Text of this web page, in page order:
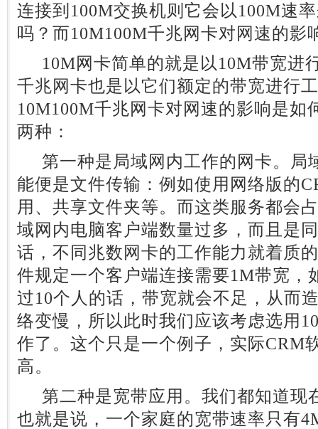
连接到100M交换机则它会以100M速
吗？而10M100M千兆网卡对网速的影
10M网卡简单的就是以10M带宽进
千兆网卡也是以它们额定的带宽进行
10M100M千兆网卡对网速的影响是如
两种：
第一种是局域网内工作的网卡。局
能便是文件传输：例如使用网络版的
用、共享文件夹等。而这类服务都会
域网内电脑客户端数量过多，而且是
话，不同兆数网卡的工作能力就着质
件规定一个客户端连接需要1M带宽，
过10个人的话，带宽就会不足，从而
络变慢，所以此时我们应该考虑选用
作了。这个只是一个例子，实际CRM
高。
第二种是宽带应用。我们都知道现
也就是说，一个家庭的宽带速率只有